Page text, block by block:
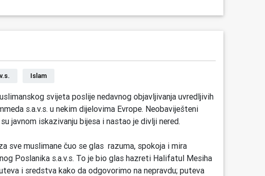
Islam
svijeta poslije nedavnog objavljivanja uvredljivih
s.a.v.s. u nekim dijelovima Evrope. Neobaviješteni
javnom iskazivanju bijesa i nastao je divlji nered.
sve muslimane čuo se glas razuma, spokoja i mira
Poslanika s.a.v.s. To je bio glas hazreti Halifatul Mesiha
i sredstva kako da odgovorimo na nepravdu; puteva